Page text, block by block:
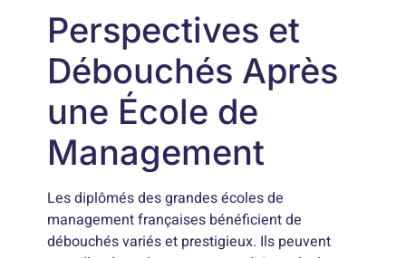
Perspectives et
Débouchés Après
une École de
Management
Les diplômés des grandes écoles de
management françaises bénéficient de
débouchés variés et prestigieux. Ils peuvent